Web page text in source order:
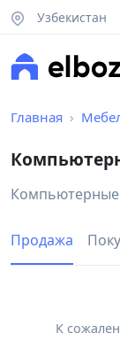
Узбекистан
Главная
Компьютерные
Продажа
К